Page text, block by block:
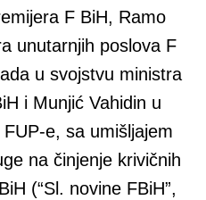
F BiH, Ramo
unutarnjih poslova F
u svojstvu ministra
i Munjić Vahidin u
e, sa umišljajem
na činjenje krivičnih
(“Sl. novine FBiH”,